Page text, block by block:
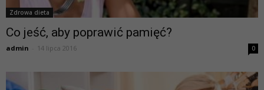
Zdrowa dieta
Co jeść, aby poprawić pamięć?
admin 14 lipca 2016 0